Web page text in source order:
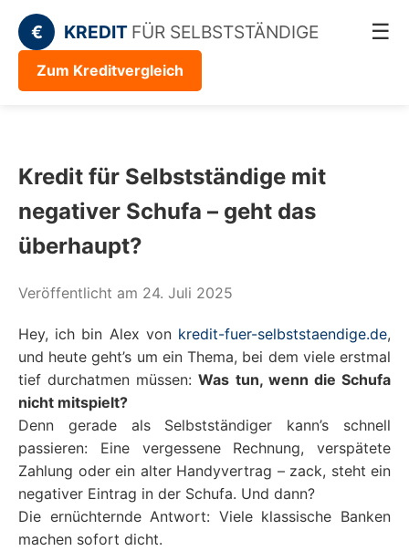
€ KREDIT FÜR SELBSTSTÄNDIGE ☰
Zum Kreditvergleich
Kredit für Selbstständige mit
negativer Schufa – geht das
überhaupt?
Veröffentlicht am 24. Juli 2025
Hey, ich bin Alex von kredit-fuer-selbststaendige.de,
und heute geht’s um ein Thema, bei dem viele erstmal
tief durchatmen müssen:Was tun, wenn die Schufa
nicht mitspielt?
Denn gerade als Selbstständiger kann’s schnell
passieren: Eine vergessene Rechnung, verspätete
Zahlung oder ein alter Handyvertrag – zack, steht ein
negativer Eintrag in der Schufa. Und dann?
Die ernüchternde Antwort: Viele klassische Banken
machen sofort dicht.